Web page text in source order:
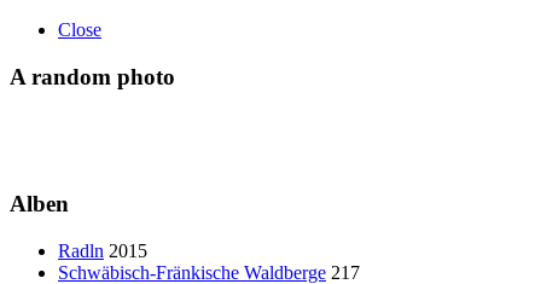
Close
A random photo
Alben
Radln 2015
Schwäbisch-Fränkische Waldberge 217